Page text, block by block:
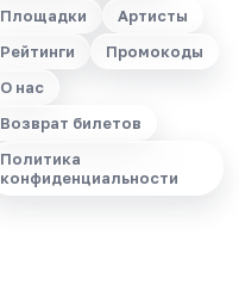
Площадки
Артисты
Рейтинги
Промокоды
О нас
Возврат билетов
Политика
конфиденциальности